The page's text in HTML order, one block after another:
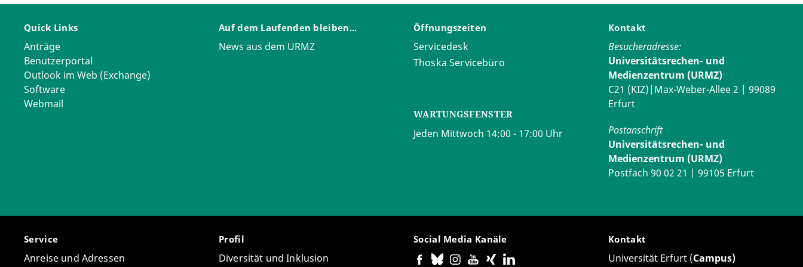
Quick Links
Anträge
Benutzerportal
Outlook im Web (Exchange)
Software
Webmail
Auf dem Laufenden bleiben...
News aus dem URMZ
Öffnungszeiten
Servicedesk
Thoska Servicebüro
WARTUNGSFENSTER
Jeden Mittwoch 14:00 - 17:00 Uhr
Kontakt
Besucheradresse:
Universitätsrechen- und
Medienzentrum (URMZ)
C21 (KIZ)|Max-Weber-Allee 2 | 99089
Erfurt
Postanschrift
Universitätsrechen- und
Medienzentrum (URMZ)
Postfach 90 02 21 | 99105 Erfurt
Service
Anreise und Adressen
Profil
Diversität und Inklusion
Social Media Kanäle Kontakt
Universität Erfurt (Campus)